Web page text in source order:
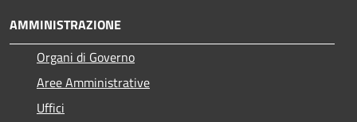
AMMINISTRAZIONE
Organi di Governo
Aree Amministrative
Uffici